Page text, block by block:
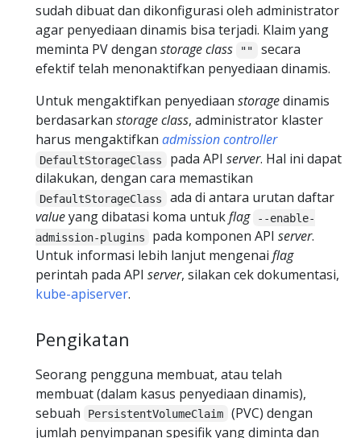
sudah dibuat dan dikonfigurasi oleh administrator
agar penyediaan dinamis bisa terjadi. Klaim yang
meminta PV dengan storage class ""
secara
efektif telah menonaktifkan penyediaan dinamis.
Untuk mengaktifkan penyediaan storagedinamis
berdasarkan storage class, administrator klaster
harus mengaktifkan admission controller
DefaultStorageClass pada API server. Hal ini dapat
dilakukan, dengan cara memastikan
DefaultStorageClass
ada di antara urutan daftar
valueyang dibatasi koma untukflag
--enable-
admission-plugins
pada komponen APIserver.
Untuk informasi lebih lanjut mengenai flag
perintah pada API server, silakan cek dokumentasi,
kube-apiserver.
Pengikatan
Seorang pengguna membuat, atau telah
membuat (dalam kasus penyediaan dinamis),
sebuah
PersistentVolumeClaim
(PVC) dengan
jumlah penyimpanan spesifik yang diminta dan